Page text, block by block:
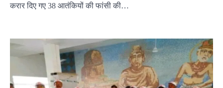
करार दिए गए 38 आतंकियों की फांसी की…